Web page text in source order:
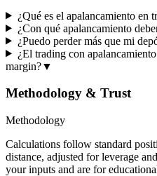
¿Qué es el apalancamiento en
¿Con qué apalancamiento
¿Puedo perder más que mi
¿El trading con
margin?▼
Methodology & Trust
Methodology
Calculations follow standard
distance, adjusted for leverage
your inputs and are for